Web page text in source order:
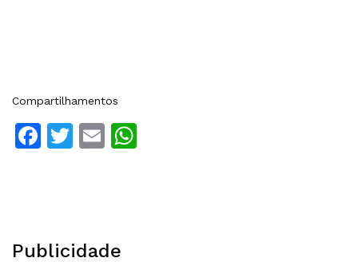
Compartilhamentos
Facebook
Twitter
Email
Publicidade